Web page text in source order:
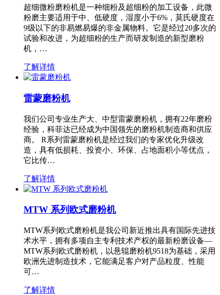
超细微粉磨粉机是一种细粉及超细粉的加工设备，此微
粉磨主要适用于中、低硬度，湿度小于6%，莫氏硬度在
9级以下的非易燃易爆的非金属物料。它是经过20多次的
试验和改进，为超细粉的生产而研发制造的新型磨粉
机，…
了解详情
雷蒙磨粉机
我们公司专业生产大、中型雷蒙磨粉机，拥有22年磨粉
经验，科菲达已经成为中国领先的磨粉机制造商和供应
商。 R系列雷蒙磨粉机是经过我们的专家优化升级改
造，具有低损耗、投资小、环保、占地面积小等优点，
它比传…
了解详情
MTW 系列欧式磨粉机
MTW系列欧式磨粉机是我公司新近推出具有国际先进技
术水平，拥有多项自主专利技术产权的最新粉磨设备—
MTW系列欧式磨粉机，以悬辊磨粉机9518为基础，采用
欧洲先进制造技术，它能满足客户对产品粒度、性能
可…
了解详情